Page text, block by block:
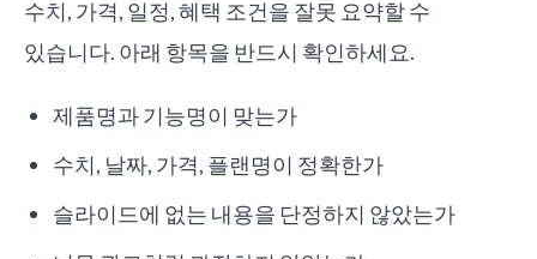
수치, 가격, 일정, 혜택 조건을 잘못 요약할 수
있습니다. 아래 항목을 반드시 확인하세요.
제품명과 기능명이 맞는가
수치, 날짜, 가격, 플랜명이 정확한가
슬라이드에 없는 내용을 단정하지 않았는가